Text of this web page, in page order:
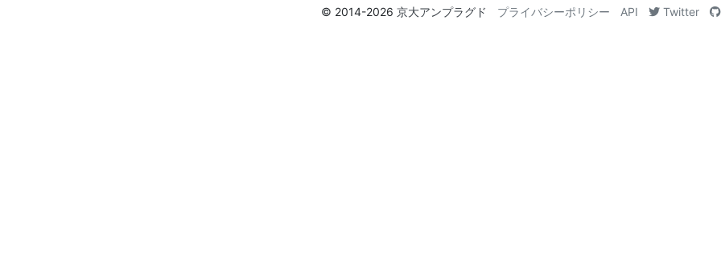
© 2014-2026 京大アンプラグド プライバシーポリシー API Twitter